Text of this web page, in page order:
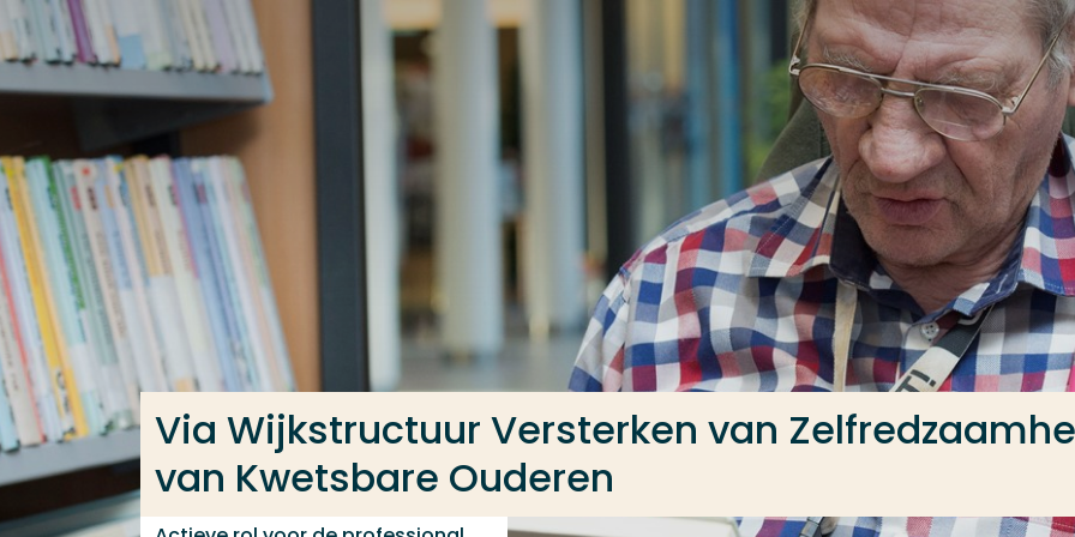
Ga direct naar de content
Via Wijkstructuur Versterken van
van Kwetsbare Ouderen
Veel gezocht
Opleiding
Contact